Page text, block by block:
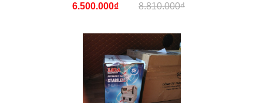
6.500.000₫ 8.810.000₫